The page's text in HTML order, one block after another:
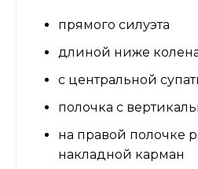
прямого силуэта
длиной ниже
с центральной
полочка с
на правой полочке
накладной карман